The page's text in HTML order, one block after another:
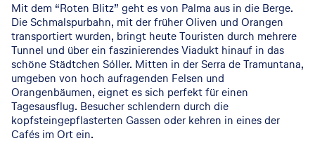
Mit dem “Roten Blitz” geht es von Palma aus in die Berge.
Die Schmalspurbahn, mit der früher Oliven und Orangen
transportiert wurden, bringt heute Touristen durch mehrere
Tunnel und über ein faszinierendes Viadukt hinauf in das
schöne Städtchen Sóller. Mitten in der Serra de Tramuntana,
umgeben von hoch aufragenden Felsen und
Orangenbäumen, eignet es sich perfekt für einen
Tagesausflug. Besucher schlendern durch die
kopfsteingepflasterten Gassen oder kehren in eines der
Cafés im Ort ein.